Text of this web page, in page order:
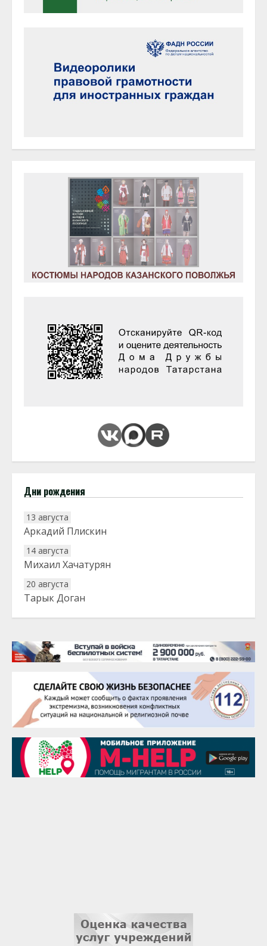
Дни рождения
13 августа
Аркадий Плискин
14 августа
Михаил Хачатурян
20 августа
Тарык Доган
22 августа
25 августа
Сэсэгма Бубеева
28 августа
Чингиз Мустафаев
29 августа
Надежда Рослова
1 сентября
Гали Хасанов